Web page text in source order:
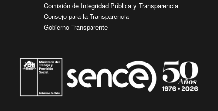
Comisión de Integridad Pública y Transparencia
Consejo para la Transparencia
Gobierno Transparente